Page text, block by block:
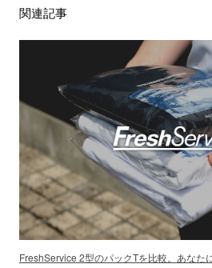
関連記事
FreshService 2型のパックTを比較。あなた